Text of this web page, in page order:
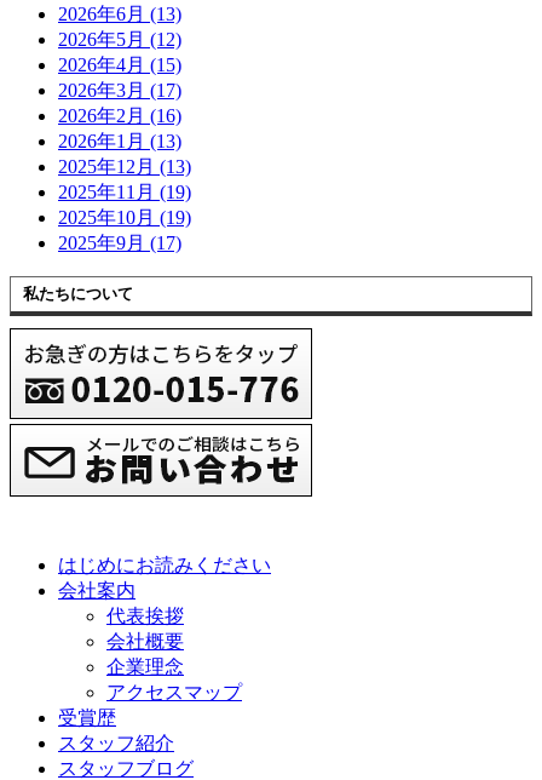
2026年6月 (13)
2026年5月 (12)
2026年4月 (15)
2026年3月 (17)
2026年2月 (16)
2026年1月 (13)
2025年12月 (13)
2025年11月 (19)
2025年10月 (19)
2025年9月 (17)
私たちについて
はじめにお読みください
会社案内
代表挨拶
会社概要
企業理念
アクセスマップ
受賞歴
スタッフ紹介
スタッフブログ